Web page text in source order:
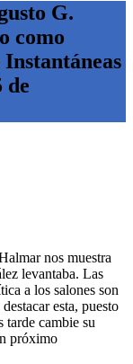
G.
como
de
nos muestra
levantaba. Las
a los salones son
esta, puesto
tarde cambie su
próximo